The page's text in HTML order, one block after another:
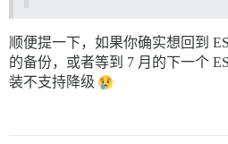
顺便提一下，如果你确实想回到
的备份，或者等到 7 月的下一个
装不支持降级